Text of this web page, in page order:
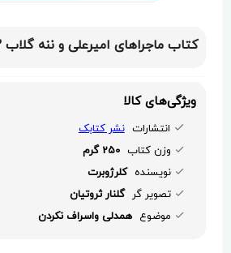
کتاب ماجراهای امیرعلی و ننه گلاب 2
ویژگی‌های کالا
انتشارات نشر کتابک
وزن کتاب 250 گرم
نویسنده کلرژوبرت
تصویر گر گلنار ثروتیان
موضوع همدلی واسراف نکردن